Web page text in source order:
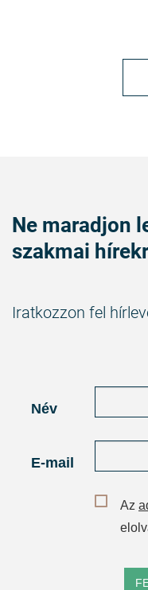
Ne maradjon
szakmai
Iratkozzon fel
Név
E-mail
Az